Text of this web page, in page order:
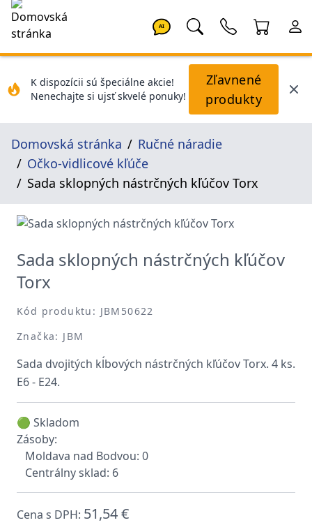
AI
K dispozícii sú špeciálne akcie!
Nenechajte si ujsť skvelé ponuky!
Zľavnené
produkty
Domovská stránka
Ručné náradie
Očko-vidlicové kľúče
Sada sklopných nástrčných kľúčov Torx
Sada sklopných nástrčných kľúčov
Torx
Kód produktu: JBM50622
Značka: JBM
Sada dvojitých kĺbových nástrčných kľúčov Torx. 4 ks.
E6 - E24.
🟢 Skladom
Zásoby:
Moldava nad Bodvou: 0
Centrálny sklad: 6
Cena s DPH: 51,54 €